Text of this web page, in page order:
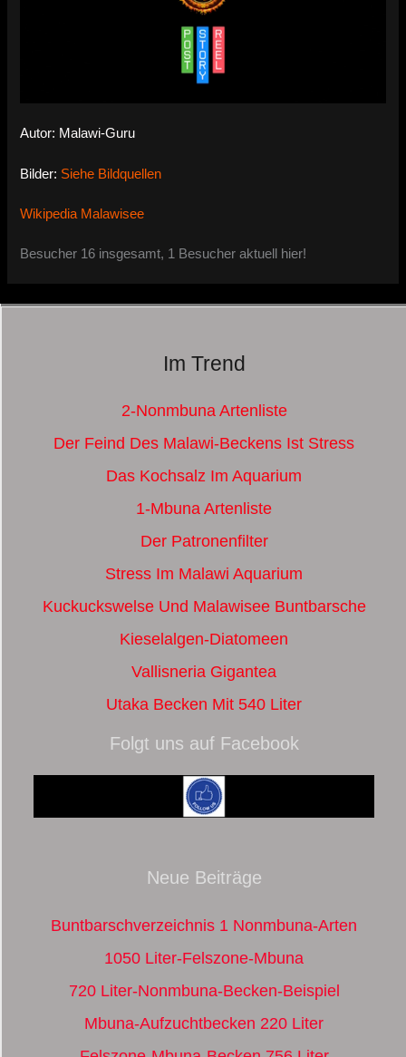
Autor: Malawi-Guru
Bilder: Siehe Bildquellen
Wikipedia Malawisee
Besucher 16 insgesamt, 1 Besucher aktuell hier!
Im Trend
2-Nonmbuna Artenliste
Der Feind Des Malawi-Beckens Ist Stress
Das Kochsalz Im Aquarium
1-Mbuna Artenliste
Der Patronenfilter
Stress Im Malawi Aquarium
Kuckuckswelse Und Malawisee Buntbarsche
Kieselalgen-Diatomeen
Vallisneria Gigantea
Utaka Becken Mit 540 Liter
Folgt uns auf Facebook
Neue Beiträge
Buntbarschverzeichnis 1 Nonmbuna-Arten
1050 Liter-Felszone-Mbuna
720 Liter-Nonmbuna-Becken-Beispiel
Mbuna-Aufzuchtbecken 220 Liter